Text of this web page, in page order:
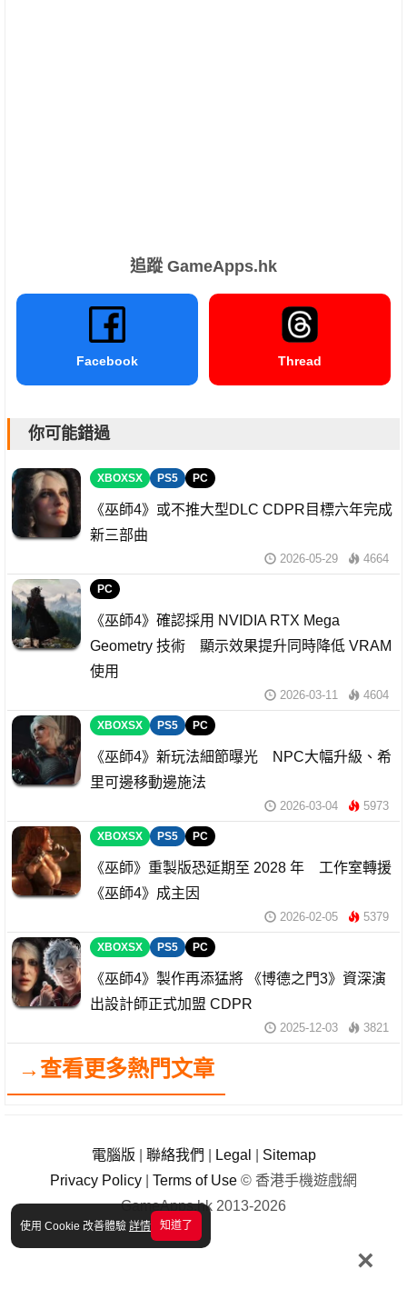
使用 Cookie 改善體驗 詳情 知道了
×
追蹤 GameApps.hk
Facebook Thread
你可能錯過
XBOXSX PS5 PC
《巫師4》或不推大型DLC CDPR目標六年完成
新三部曲
2026-05-29 4664
PC
《巫師4》確認採用 NVIDIA RTX Mega
Geometry 技術 顯示效果提升同時降低 VRAM
使用
2026-03-11 4604
XBOXSX PS5 PC
《巫師4》新玩法細節曝光 NPC大幅升級、希
里可邊移動邊施法
2026-03-04 5973
XBOXSX PS5 PC
《巫師》重製版恐延期至 2028 年 工作室轉援
《巫師4》成主因
2026-02-05 5379
XBOXSX PS5 PC
《巫師4》製作再添猛將 《博德之門3》資深演
出設計師正式加盟 CDPR
2025-12-03 3821
→查看更多熱門文章
電腦版 聯絡我們 Legal
Sitemap
Privacy Policy
Terms of Use © 香港手機遊戲網
GameApps.hk 2013-2026